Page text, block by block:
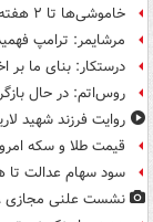
خاموشی‌ها تا ۲ هفته آینده به حداقل می‌رسد
مرشایمر: ترامپ
درستکار: بنای ما
روس‌اتم: در حال
روایت فرزند شهید
قیمت طلا و سکه امروز یکشنبه
سود سهام عدالت تا
نشست علنی مجازی ۱۸ مرداد ماه مجلس